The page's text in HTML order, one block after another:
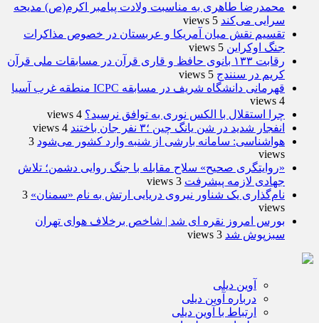
محمدرضا طاهری به مناسبت ولادت پیامبر اکرم(ص) مدیحه
سرایی می‌کند 5 views
تقسیم نقش میان آمریکا و عربستان در خصوص مذاکرات
جنگ اوکراین 5 views
رقابت ۱۳۳ بانوی حافظ و قاری قرآن در مسابقات ملی قرآن
کریم در سنندج 5 views
قهرمانی دانشگاه شریف در مسابقه ICPC منطقه غرب آسیا
4 views
چرا استقلال با الکس نوری به توافق نرسید؟ 4 views
انفجار شدید در شن یانگ چین ؛۳ نفر جان باختند
4 views
هواشناسی: سامانه بارشی از شنبه وارد کشور می‌شود 3
views
«روایتگری صحیح» سلاح مقابله با جنگ روایی دشمن؛ تلاش
جهادی لازمه پیشرفت 3 views
نام‌گذاری یک شناور نیروی دریایی ارتش به نام «سمنان» 3
views
بورس امروز نقره ای شد | شاخص برخلاف هوای تهران
سبزپوش شد 3 views
آوین دیلی
درباره آوین دیلی
ارتباط با آوین دیلی